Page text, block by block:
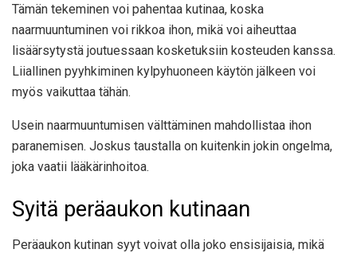
Tämän tekeminen voi pahentaa kutinaa, koska
naarmuuntuminen voi rikkoa ihon, mikä voi aiheuttaa
lisäärsytystä joutuessaan kosketuksiin kosteuden kanssa.
Liiallinen pyyhkiminen kylpyhuoneen käytön jälkeen voi
myös vaikuttaa tähän.
Usein naarmuuntumisen välttäminen mahdollistaa ihon
paranemisen. Joskus taustalla on kuitenkin jokin ongelma,
joka vaatii lääkärinhoitoa.
Syitä peräaukon kutinaan
Peräaukon kutinan syyt voivat olla joko ensisijaisia, mikä